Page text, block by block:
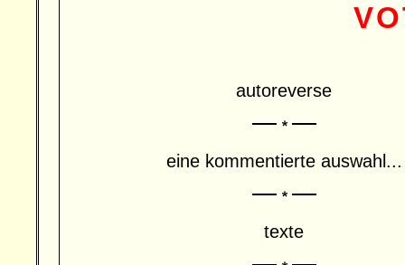
autoreverse
eine kommentierte auswahl...
texte